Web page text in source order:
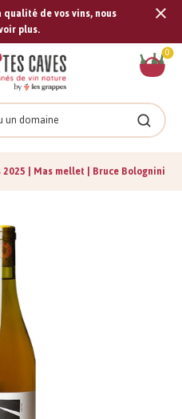
de vos vins, nous
plus.
0
| Mas mellet | Bruce Bolognini